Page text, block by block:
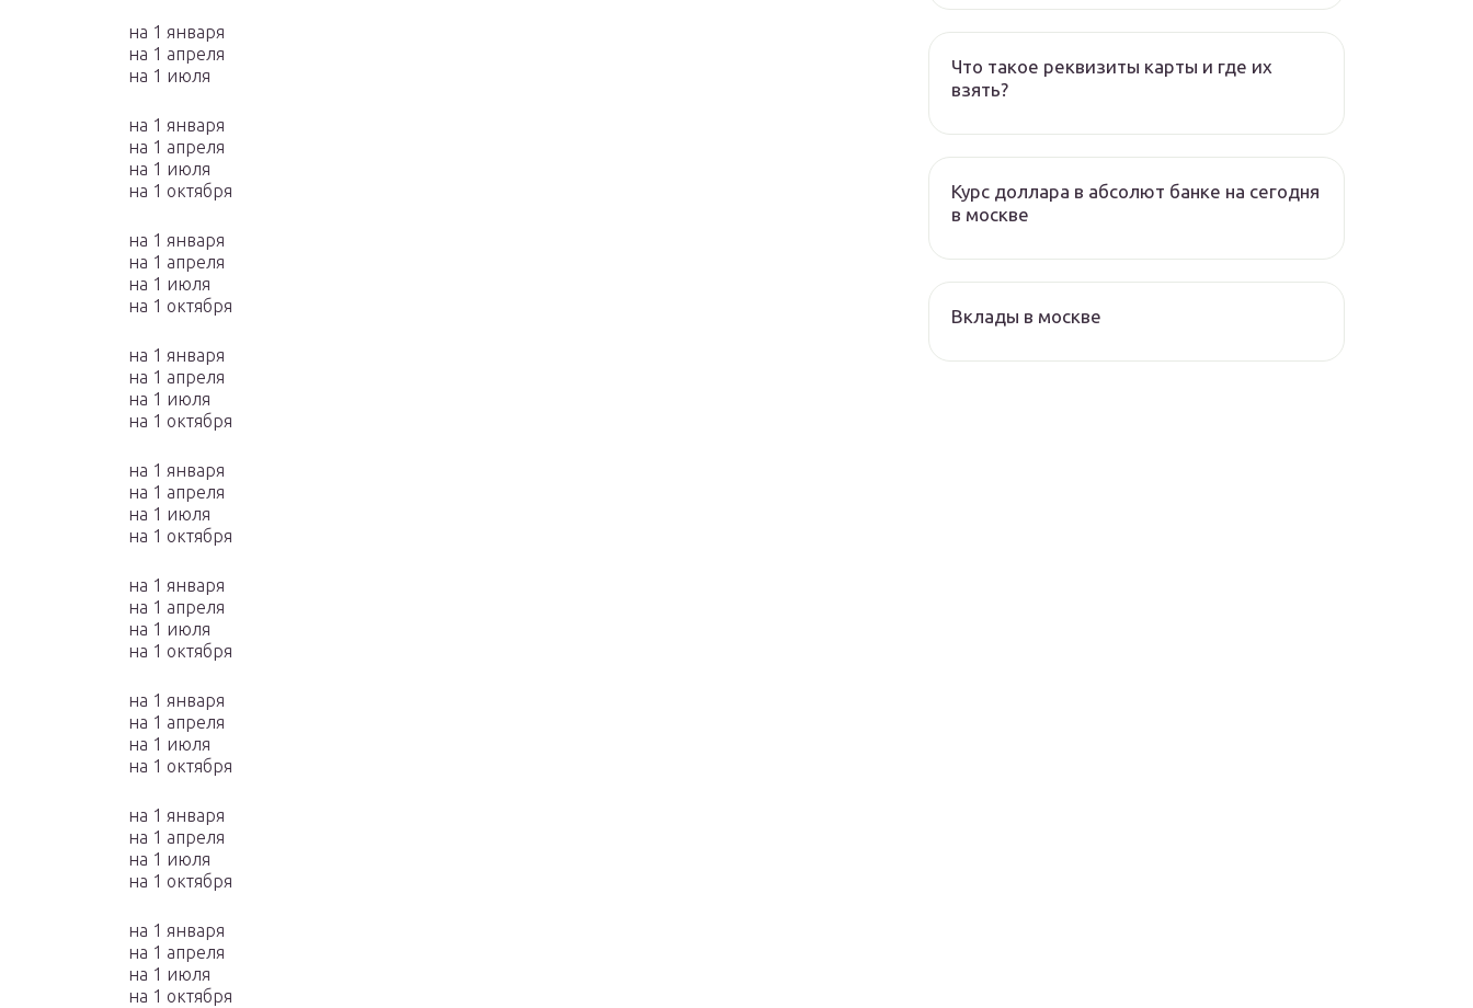
на 1 января
на 1 апреля
на 1 июля
на 1 января
на 1 апреля
на 1 июля
на 1 октября
на 1 января
на 1 апреля
на 1 июля
на 1 октября
на 1 января
на 1 апреля
на 1 июля
на 1 октября
на 1 января
на 1 апреля
на 1 июля
на 1 октября
на 1 января
на 1 апреля
на 1 июля
на 1 октября
на 1 января
на 1 апреля
на 1 июля
на 1 октября
на 1 января
на 1 апреля
на 1 июля
на 1 октября
на 1 января
на 1 апреля
на 1 июля
на 1 октября
Что такое реквизиты карты и где их
взять?
Курс доллара в абсолют банке на сегодня
в москве
Вклады в москве